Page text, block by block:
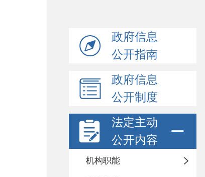
政府信息
公开指南
政府信息
公开制度
法定主动
公开内容
机构职能